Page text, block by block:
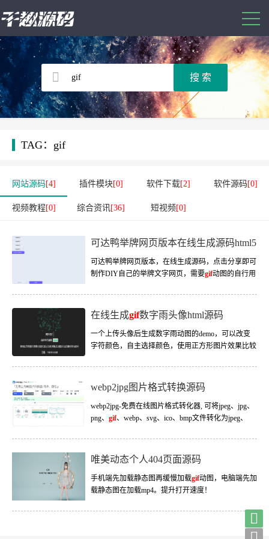
TAG：gif
网站源码[4] 插件模块[0] 软件下载[2] 软件源码[0]
视频教程[0] 综合资讯[36] 短视频 [0]
可达鸭举牌网页版本在线生成源码html5
可达鸭举牌网页版本，在线生成源码，点击分享即可
制作DIY自己的举牌文字网页，需要gif动图的自行用
在线生成gif数字雨头像html源码
一个上传头像后生成数字雨动图的demo，可以改变
字符颜色，自主选择颜色，使用正方形图片效果比较
webp2jpg图片格式转换源码
webp2jpg-免费在线图片格式转化器, 可将jpeg、jpg、
png、 gif、webp、svg、ico、bmp文件转化为jpeg、
唯美动态个人404页面源码
手机端先加载静态图再缓慢加载gif动图，电脑端先加
载静态图在加载mp4。提升打开速度！
